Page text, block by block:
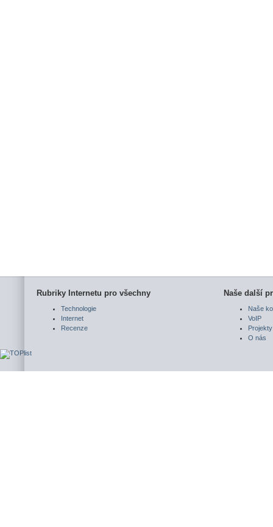
Rubriky Internetu pro všechny
Technologie
Internet
Recenze
Naše další
Naše
VoIP
Projekty
O nás